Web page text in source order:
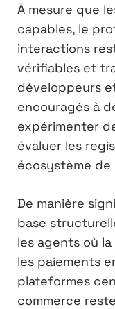
À mesure que
capables, le
interactions
vérifiables et
développeurs
encouragés à
expérimenter
évaluer les
écosystème
De manière
base
les agents où
les paiements
plateformes
commerce